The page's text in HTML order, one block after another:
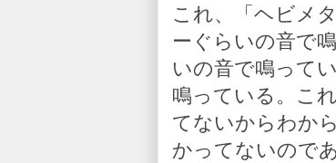
これ、「ヘビメ
ーぐらいの音で
いの音で鳴って
鳴っている。こ
てないからわか
かってないので